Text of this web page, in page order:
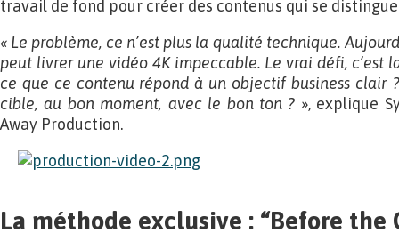
travail de fond pour créer des contenus qui se
« Le problème, ce n’est plus la qualité technique.
peut livrer une vidéo 4K impeccable. Le vrai défi, c’est
ce que ce contenu répond à un objectif business clair
cible, au bon moment, avec le bon ton ? », explique
Away Production.
La méthode exclusive : “Before the